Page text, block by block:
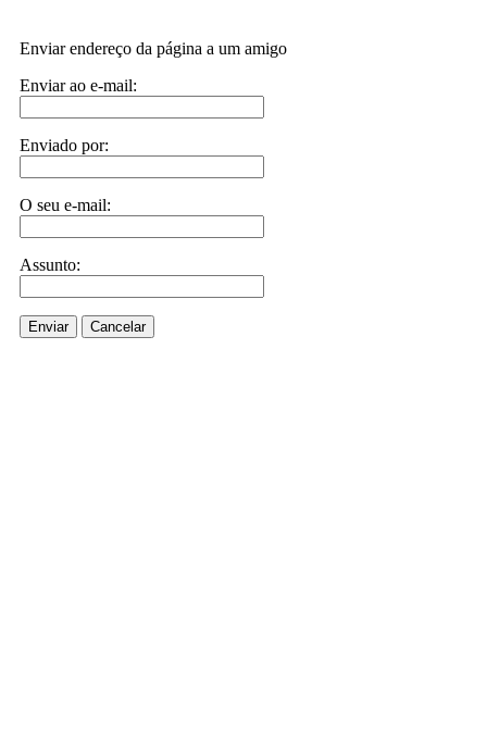
Enviar endereço da página a um amigo
Enviar ao e-mail:
Enviado por:
O seu e-mail:
Assunto:
Enviar Cancelar